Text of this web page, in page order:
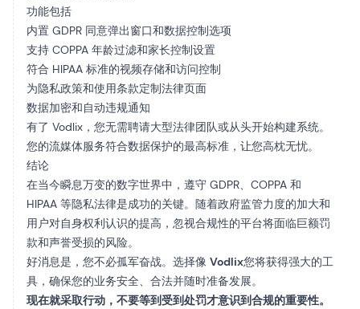
功能包括
内置 GDPR 同意弹出窗口和数据控制选项
支持 COPPA 年龄过滤和家长控制设置
符合 HIPAA 标准的视频存储和访问控制
为隐私政策和使用条款定制法律页面
数据加密和自动违规通知
有了 Vodlix，您无需聘请大型法律团队或从头开始构建系统。
您的流媒体服务符合数据保护的最高标准，让您高枕无忧。
结论
在当今瞬息万变的数字世界中，遵守 GDPR、COPPA 和
HIPAA 等隐私法律是成功的关键。随着政府监管力度的加大和
用户对自身权利认识的提高，忽视合规性的平台将面临巨额罚
款和声誉受损的风险。
好消息是，您不必孤军奋战。选择像 Vodlix您将获得强大的工
具，确保您的业务安全、合法并随时准备发展。
现在就采取行动，不要等到受到处罚才意识到合规的重要性。